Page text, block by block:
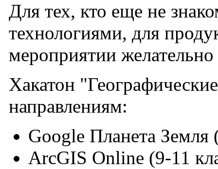
Для тех, кто еще не
технологиями, для
мероприятии
Хакатон
направлениям:
Google Планета Земля
ArcGIS Online (9-11